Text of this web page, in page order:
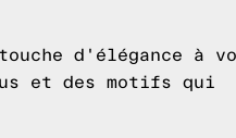
d'élégance à
et des motifs qui